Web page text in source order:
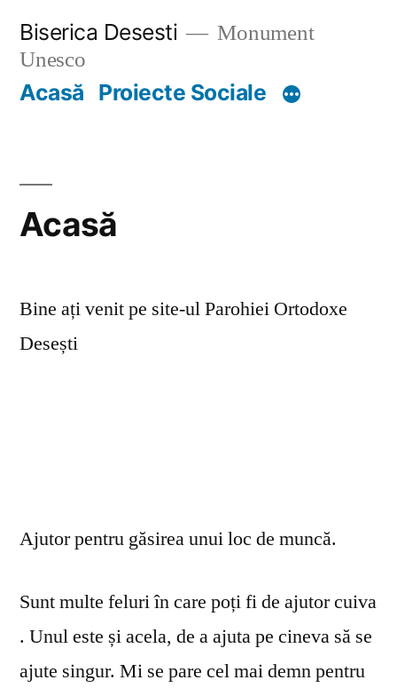
content
Biserica Desesti
Monument
Unesco
Acasă Proiecte Sociale
Acasă
Bine ați venit pe site-ul Parohiei Ortodoxe
Desești
Ajutor pentru găsirea unui loc de muncă.
Sunt multe feluri în care poți fi de ajutor cuiva
. Unul este și acela, de a ajuta pe cineva să se
ajute singur. Mi se pare cel mai demn pentru